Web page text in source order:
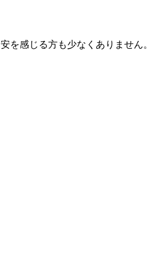
を感じる方も少なくありません。